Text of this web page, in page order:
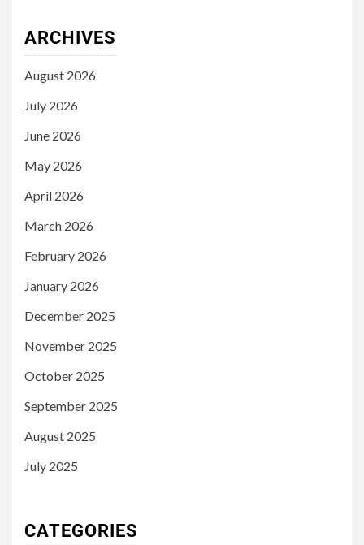
ARCHIVES
August 2026
July 2026
June 2026
May 2026
April 2026
March 2026
February 2026
January 2026
December 2025
November 2025
October 2025
September 2025
August 2025
July 2025
CATEGORIES